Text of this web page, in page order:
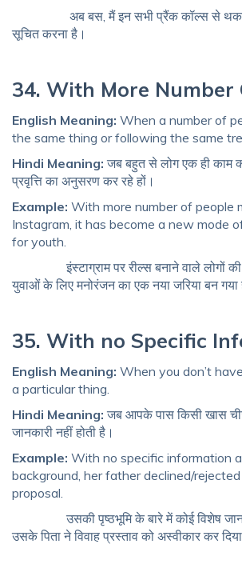
अब बस, मैं इन सभी प्रैंक कॉल्स से थक
सूचित करना है।
34. With More Number
English Meaning: When a number of
the same thing or following the same
Hindi Meaning: जब बहुत से लोग एक ही काम
प्रवृत्ति का अनुसरण कर रहे हों।
Example: With more number of people
Instagram, it has become a new mode
for youth.
इंस्टाग्राम पर रील्स बनाने वाले लोगों की
युवाओं के लिए मनोरंजन का एक नया जरिया बन गया
35. With no Specific
English Meaning: When you don’t
a particular thing.
Hindi Meaning: जब आपके पास किसी खास
जानकारी नहीं होती है।
Example: With no specific information
background, her father declined/
proposal.
उसकी पृष्ठभूमि के बारे में कोई विशेष
उसके पिता ने विवाह प्रस्ताव को अस्वीकार कर